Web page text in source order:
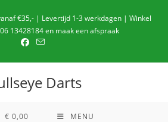
€35,- | Levertijd 1-3 werkdagen | Winkel
13428184 en maak een afspraak
Darts
€ 0,00 MENU